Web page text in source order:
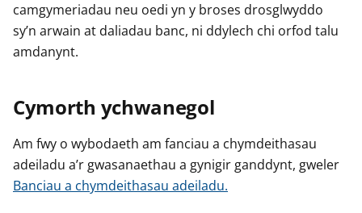
camgymeriadau neu oedi yn y broses drosglwyddo
sy’n arwain at daliadau banc, ni ddylech chi orfod talu
amdanynt.
Cymorth ychwanegol
Am fwy o wybodaeth am fanciau a chymdeithasau
adeiladu a’r gwasanaethau a gynigir ganddynt, gweler
Banciau a chymdeithasau adeiladu.